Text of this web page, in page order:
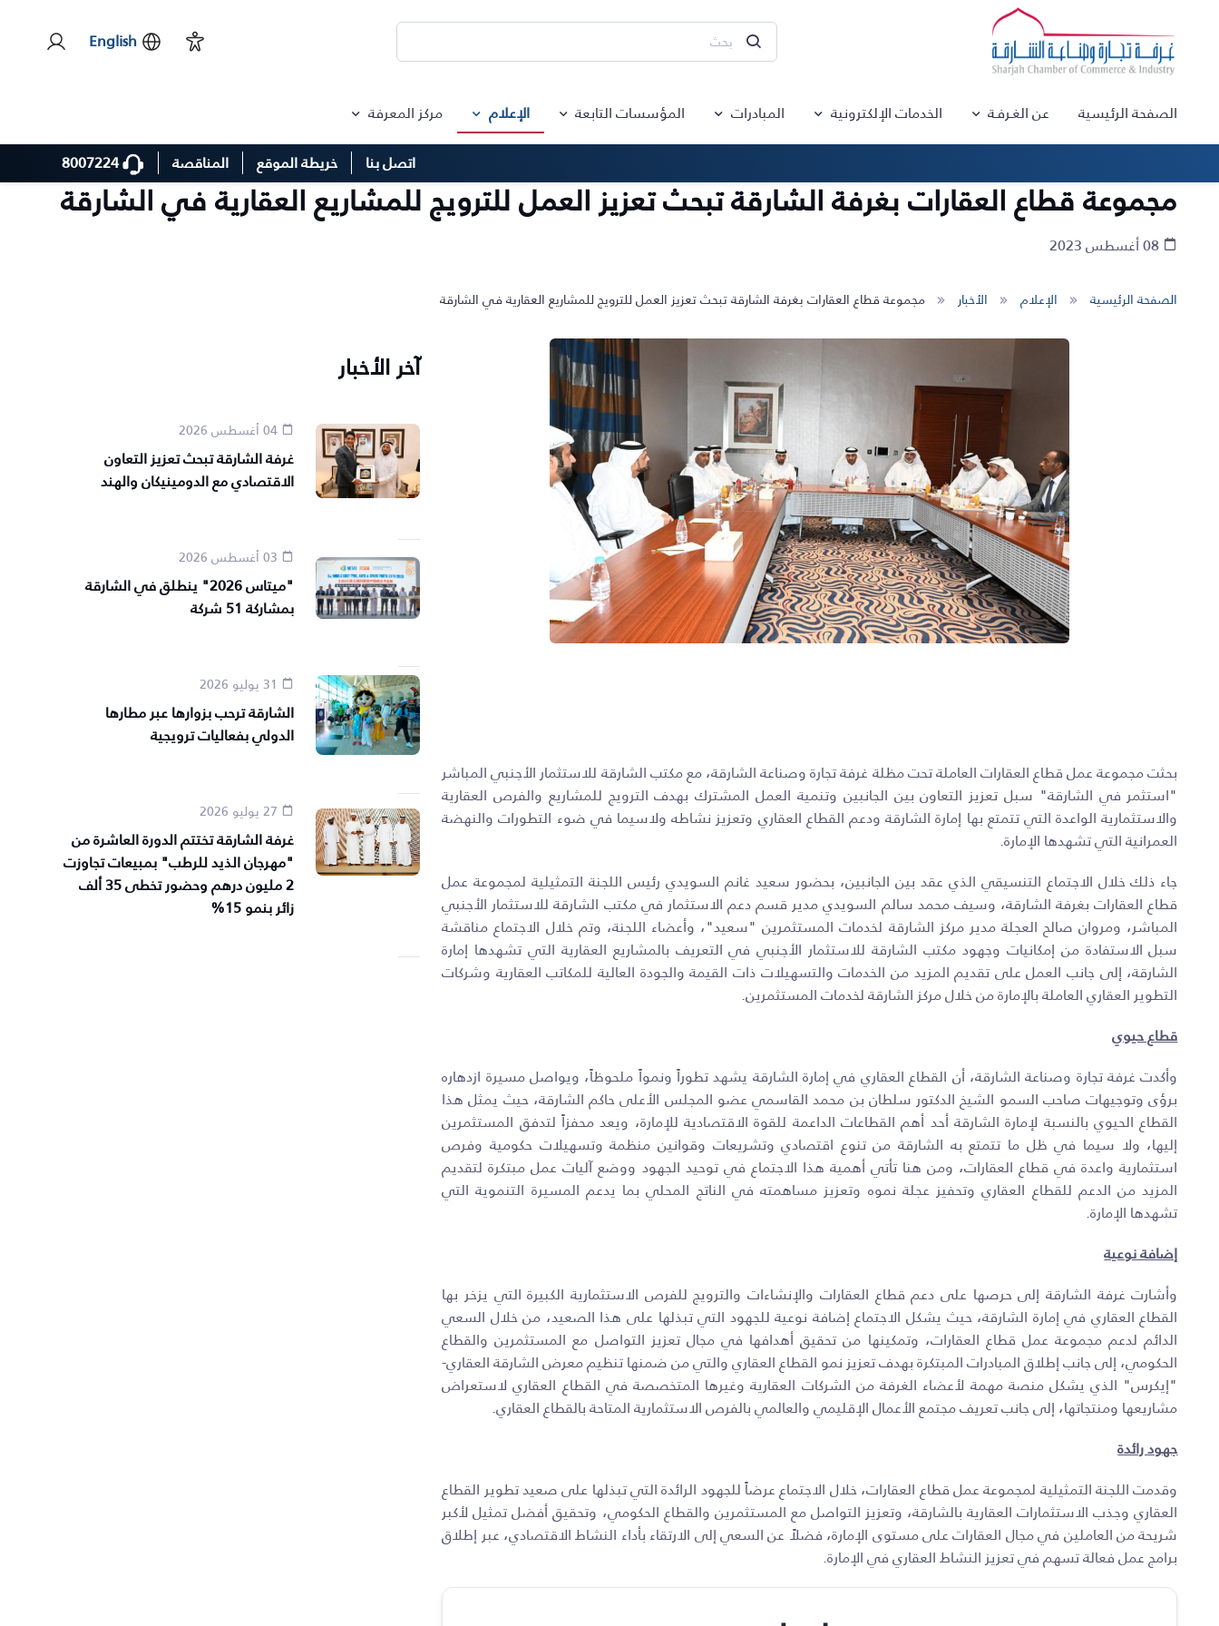
English
الصفحة الرئيسية عن الغـرفـة الخدمات الإلكترونية المبادرات المؤسسات التابعة الإعلام مركز المعرفة
اتصل بنا خريطة الموقع المناقصة 8007224
مجموعة قطاع العقارات بغرفة الشارقة تبحث تعزيز العمل للترويج للمشاريع العقارية في الشارقة
الصفحة الرئيسية الإعلام الأخبار مجموعة قطاع العقارات بغرفة الشارقة تبحث تعزيز العمل للترويج للمشاريع العقارية في الشارقة
بحثت مجموعة عمل قطاع العقارات العاملة تحت مظلة غرفة تجارة وصناعة الشارقة، مع مكتب الشارقة للاستثمار الأجنبي المباشر
"استثمر في الشارقة" سبل تعزيز التعاون بين الجانبين وتنمية العمل المشترك بهدف الترويج للمشاريع والفرص العقارية
والاستثمارية الواعدة التي تتمتع بها إمارة الشارقة ودعم القطاع العقاري وتعزيز نشاطه ولاسيما في ضوء التطورات والنهضة
العمرانية التي تشهدها الإمارة.
جاء ذلك خلال الاجتماع التنسيقي الذي عقد بين الجانبين، بحضور سعيد غانم السويدي رئيس اللجنة التمثيلية لمجموعة عمل
قطاع العقارات بغرفة الشارقة، وسيف محمد سالم السويدي مدير قسم دعم الاستثمار في مكتب الشارقة للاستثمار الأجنبي
المباشر، ومروان صالح العجلة مدير مركز الشارقة لخدمات المستثمرين "سعيد"، وأعضاء اللجنة، وتم خلال الاجتماع مناقشة
سبل الاستفادة من إمكانيات وجهود مكتب الشارقة للاستثمار الأجنبي في التعريف بالمشاريع العقارية التي تشهدها إمارة
الشارقة، إلى جانب العمل على تقديم المزيد من الخدمات والتسهيلات ذات القيمة والجودة العالية للمكاتب العقارية وشركات
التطوير العقاري العاملة بالإمارة من خلال مركز الشارقة لخدمات المستثمرين.
قطاع حيوي
وأكدت غرفة تجارة وصناعة الشارقة، أن القطاع العقاري في إمارة الشارقة يشهد تطوراً ونمواً ملحوظاً، ويواصل مسيرة ازدهاره
برؤى وتوجيهات صاحب السمو الشيخ الدكتور سلطان بن محمد القاسمي عضو المجلس الأعلى حاكم الشارقة، حيث يمثل هذا
القطاع الحيوي بالنسبة لإمارة الشارقة أحد أهم القطاعات الداعمة للقوة الاقتصادية للإمارة، ويعد محفزاً لتدفق المستثمرين
إليها، ولا سيما في ظل ما تتمتع به الشارقة من تنوع اقتصادي وتشريعات وقوانين منظمة وتسهيلات حكومية وفرص
استثمارية واعدة في قطاع العقارات، ومن هنا تأتي أهمية هذا الاجتماع في توحيد الجهود ووضع آليات عمل مبتكرة لتقديم
المزيد من الدعم للقطاع العقاري وتحفيز عجلة نموه وتعزيز مساهمته في الناتج المحلي بما يدعم المسيرة التنموية التي
تشهدها الإمارة.
إضافة نوعية
وأشارت غرفة الشارقة إلى حرصها على دعم قطاع العقارات والإنشاءات والترويج للفرص الاستثمارية الكبيرة التي يزخر بها
القطاع العقاري في إمارة الشارقة، حيث يشكل الاجتماع إضافة نوعية للجهود التي تبذلها على هذا الصعيد، من خلال السعي
الدائم لدعم مجموعة عمل قطاع العقارات، وتمكينها من تحقيق أهدافها في مجال تعزيز التواصل مع المستثمرين والقطاع
الحكومي، إلى جانب إطلاق المبادرات المبتكرة بهدف تعزيز نمو القطاع العقاري والتي من ضمنها تنظيم معرض الشارقة العقاري-
"إيكرس" الذي يشكل منصة مهمة لأعضاء الغرفة من الشركات العقارية وغيرها المتخصصة في القطاع العقاري لاستعراض
مشاريعها ومنتجاتها، إلى جانب تعريف مجتمع الأعمال الإقليمي والعالمي بالفرص الاستثمارية المتاحة بالقطاع العقاري.
جهود رائدة
وقدمت اللجنة التمثيلية لمجموعة عمل قطاع العقارات، خلال الاجتماع عرضاً للجهود الرائدة التي تبذلها على صعيد تطوير القطاع
العقاري وجذب الاستثمارات العقارية بالشارقة، وتعزيز التواصل مع المستثمرين والقطاع الحكومي، وتحقيق أفضل تمثيل لأكبر
شريحة من العاملين في مجال العقارات على مستوى الإمارة، فضلاً عن السعي إلى الارتقاء بأداء النشاط الاقتصادي، عبر إطلاق
برامج عمل فعالة تسهم في تعزيز النشاط العقاري في الإمارة.
آخر الأخبار
غرفة الشارقة تبحث تعزيز التعاون
الاقتصادي مع الدومينيكان والهند
"ميتاس 2026" ينطلق في الشارقة
بمشاركة 51 شركة
الشارقة ترحب بزوارها عبر مطارها
الدولي بفعاليات ترويجية
غرفة الشارقة تختتم الدورة العاشرة من
"مهرجان الذيد للرطب" بمبيعات تجاوزت
2 مليون درهم وحضور تخطى 35 ألف
زائر بنمو 15%